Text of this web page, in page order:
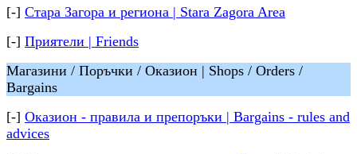
[-] Стара Загора и региона | Stara Zagora Area
[-] Приятели | Friends
Магазини / Поръчки / Оказион | Shops / Orders /
Bargains
[-] Оказион - правила и препоръки | Bargains - rules and
advices